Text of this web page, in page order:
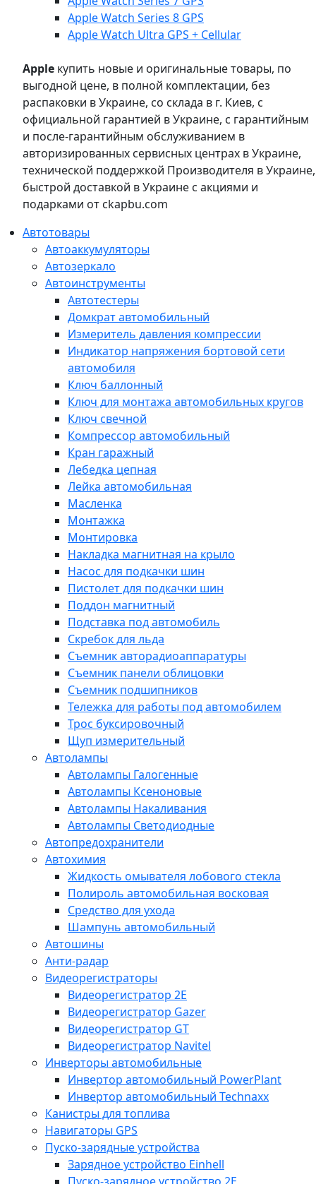
Apple Watch Series 8 GPS
Apple Watch Ultra GPS + Cellular
Apple купить новые и оригинальные товары, по
выгодной цене, в полной комплектации, без
распаковки в Украине, со склада в г. Киев, с
официальной гарантией в Украине, с гарантийным
и после-гарантийным обслуживанием в
авторизированных сервисных центрах в Украине,
технической поддержкой Производителя в Украине,
быстрой доставкой в Украине с акциями и
подарками от ckapbu.com
Автотовары
Автоаккумуляторы
Автозеркало
Автоинструменты
Автотестеры
Домкрат автомобильный
Измеритель давления компрессии
Индикатор напряжения бортовой сети
автомобиля
Ключ баллонный
Ключ для монтажа автомобильных кругов
Ключ свечной
Компрессор автомобильный
Кран гаражный
Лебедка цепная
Лейка автомобильная
Масленка
Монтажка
Монтировка
Накладка магнитная на крыло
Насос для подкачки шин
Пистолет для подкачки шин
Поддон магнитный
Подставка под автомобиль
Скребок для льда
Съемник авторадиоаппаратуры
Съемник панели облицовки
Съемник подшипников
Тележка для работы под автомобилем
Трос буксировочный
Щуп измерительный
Автолампы
Автолампы Галогенные
Автолампы Ксеноновые
Автолампы Накаливания
Автолампы Светодиодные
Автопредохранители
Автохимия
Жидкость омывателя лобового стекла
Полироль автомобильная восковая
Средство для ухода
Шампунь автомобильный
Автошины
Анти-радар
Видеорегистраторы
Видеорегистратор 2E
Видеорегистратор Gazer
Видеорегистратор GT
Видеорегистратор Navitel
Инверторы автомобильные
Инвертор автомобильный PowerPlant
Инвертор автомобильный Technaxx
Канистры для топлива
Навигаторы GPS
Пуско-зарядные устройства
Зарядное устройство Einhell